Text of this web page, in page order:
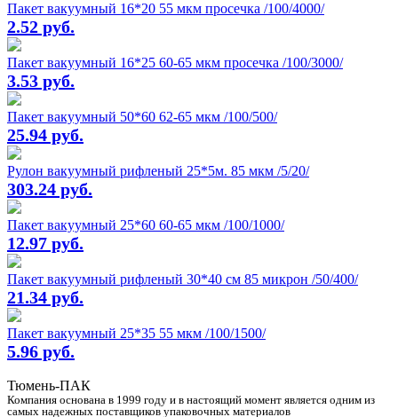
Пакет вакуумный 16*20 55 мкм просечка /100/4000/
2.52 руб.
Пакет вакуумный 16*25 60-65 мкм просечка /100/3000/
3.53 руб.
Пакет вакуумный 50*60 62-65 мкм /100/500/
25.94 руб.
Рулон вакуумный рифленый 25*5м. 85 мкм /5/20/
303.24 руб.
Пакет вакуумный 25*60 60-65 мкм /100/1000/
12.97 руб.
Пакет вакуумный рифленый 30*40 см 85 микрон /50/400/
21.34 руб.
Пакет вакуумный 25*35 55 мкм /100/1500/
5.96 руб.
Тюмень-ПАК
Компания основана в 1999 году и в настоящий момент является одним из
самых надежных поставщиков упаковочных материалов